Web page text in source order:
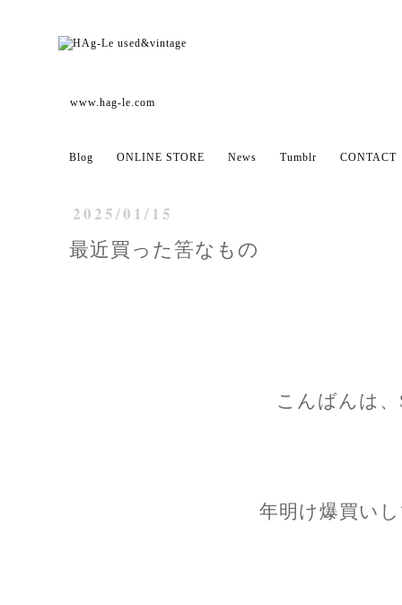
www.hag-le.com
Blog ONLINE STORE News Tumblr CONTACT
2025/01/15
最近買った筈なもの
こんばんは
年明け爆買い